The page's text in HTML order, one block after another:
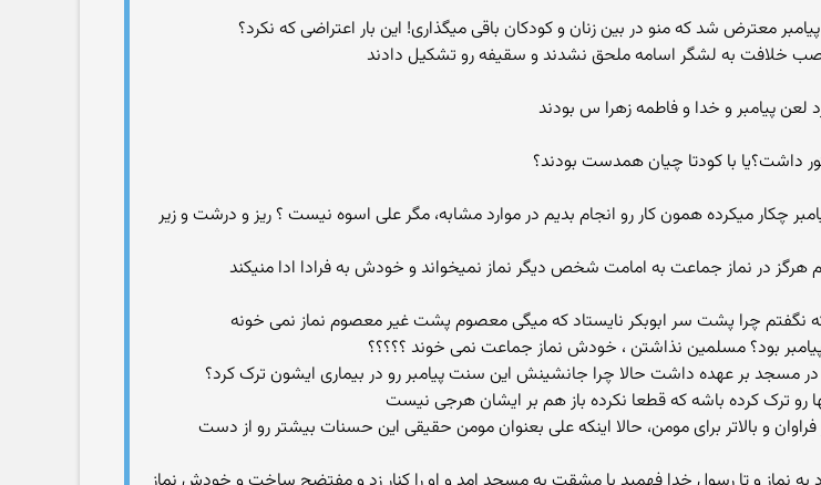
معترض شد که منو در بین زنان و کودکان باقی میگذاری! این بار اعتراضی که نکرد؟
پیامبر و خدا و فاطمه زهرا س بودند
داشت؟یا با کودتا چیان همدست بودند؟
چکار میکرده همون کار رو انجام بدیم در موارد مشابه، مگر علی اسوه نیست ؟ ریز و درشت و زیر
چرا پشت سر ابوبکر نایستاد که میگی معصوم پشت غیر معصوم نماز نمی خونه
بود؟ مسلمین نذاشتن ، خودش نماز جماعت نمی خوند ؟؟؟؟؟
مسجد بر عهده داشت حالا چرا جانشینش این سنت پیامبر رو در بیماری ایشون ترک کرد؟
و بالاتر برای مومن، حالا اینکه علی بعنوان مومن حقیقی این حسنات بیشتر رو از دست